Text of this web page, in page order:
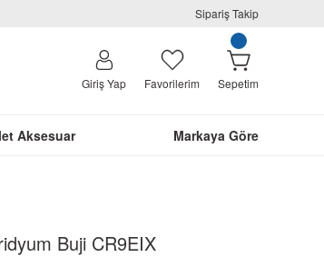
Sipariş Takip
Giriş Yap Favorilerim Sepetim
Aksesuar Markaya Göre
Buji CR9EIX